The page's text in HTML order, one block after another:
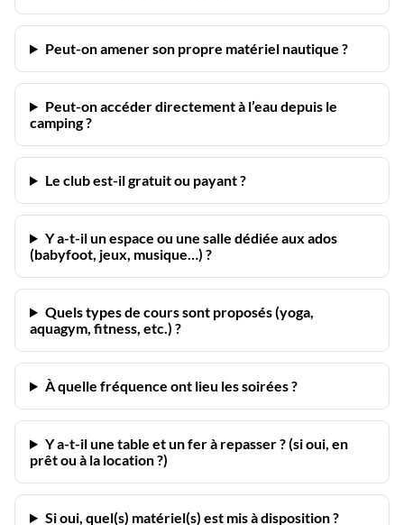
Peut-on amener son propre matériel nautique ?
Peut-on accéder directement à l’eau depuis le
camping ?
Le club est-il gratuit ou payant ?
Y a-t-il un espace ou une salle dédiée aux ados
(babyfoot, jeux, musique…) ?
Quels types de cours sont proposés (yoga,
aquagym, fitness, etc.) ?
À quelle fréquence ont lieu les soirées ?
Y a-t-il une table et un fer à repasser ? (si oui, en
prêt ou à la location ?)
Si oui, quel(s) matériel(s) est mis à disposition ?